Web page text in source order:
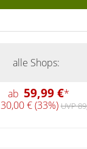
alle Shops:
ab 59,99 €*
30,00 € (33%)UVP